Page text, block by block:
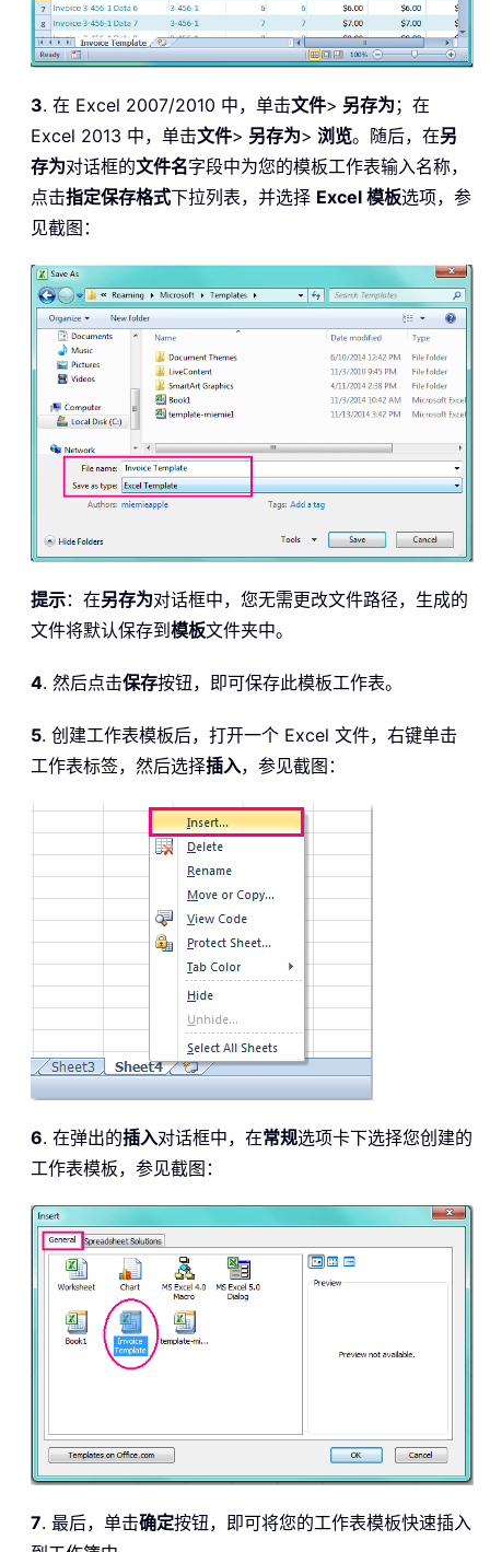
3. 在 Excel 2007/2010 中，单击文件> 另存为 ；在
Excel 2013 中，单击文件> 另存为> 浏览。随后，在另
存为对话框的文件名字段中为您的模板工作表输入名称，
点击指定保存格式下拉列表，并选择 Excel 模板选项，参
见截图：
提示：在另存为对话框中，您无需更改文件路径，生成的
文件将默认保存到模板文件夹中。
4. 然后点击保存按钮，即可保存此模板工作表。
5. 创建工作表模板后，打开一个 Excel 文件，右键单击
工作表标签，然后选择插入，参见截图：
6. 在弹出的插入对话框中，在常规选项卡下选择您创建的
工作表模板，参见截图：
7. 最后，单击确定按钮，即可将您的工作表模板快速插入